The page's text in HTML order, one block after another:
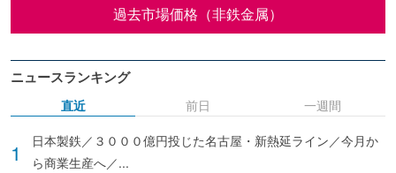
過去市場価格（非鉄金属）
ニュースランキング
直近
日本製鉄／３０００億円投じた名古屋・新熱延ライン／今月か
ら商業生産へ／...
前日 一週間